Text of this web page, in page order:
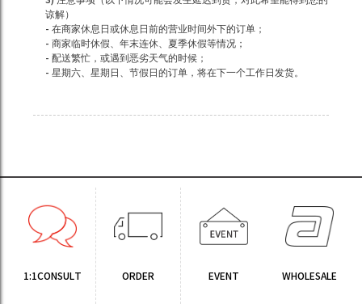
谅解）
- 在商家休息日或休息日前的营业时间外下的订单；
- 商家临时休假、年末连休、夏季休假等情况；
- 配送繁忙，或遇到恶劣天气的时候；
- 星期六、星期日、节假日的订单，将在下一个工作日发货。
1:1CONSULT ORDER EVENT WHOLESALE